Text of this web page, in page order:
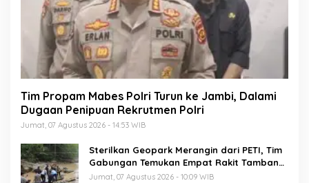
Tim Propam Mabes Polri Turun ke Jambi, Dalami
Dugaan Penipuan Rekrutmen Polri
Jumat, 07 Agustus 2026 - 14:53 WIB
Sterilkan Geopark Merangin dari PETI, Tim
Gabungan Temukan Empat Rakit Tambang
Ilegal
Jumat, 07 Agustus 2026 - 10:09 WIB